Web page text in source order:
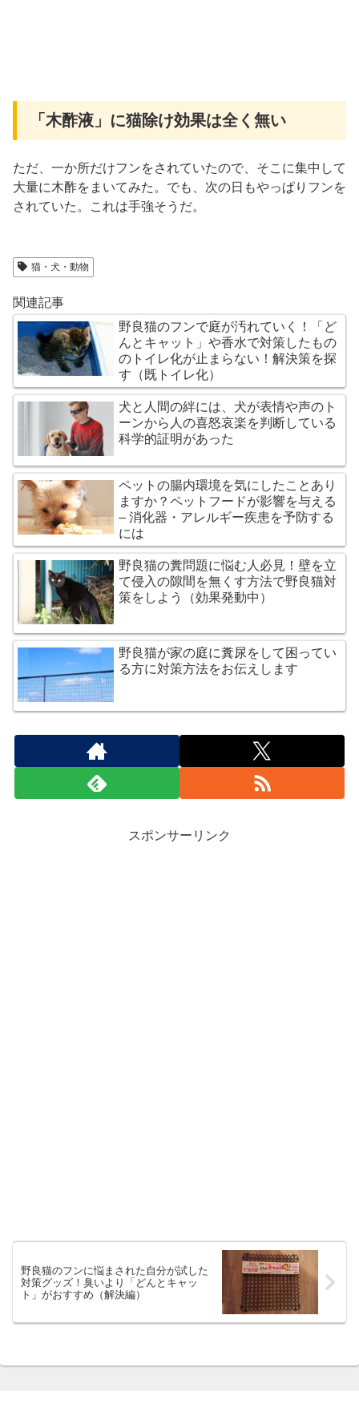
「木酢液」に猫除け効果は全く無い
ただ、一か所だけフンをされていたので、そこに集中して
大量に木酢をまいてみた。でも、次の日もやっぱりフンを
されていた。これは手強そうだ。
猫・犬・動物
関連記事
野良猫のフンで庭が汚れていく！「ど
んとキャット」や香水で対策したもの
のトイレ化が止まらない！解決策を探
す（既トイレ化）
犬と人間の絆には、犬が表情や声のト
ーンから人の喜怒哀楽を判断している
科学的証明があった
ペットの腸内環境を気にしたことあり
ますか？ペットフードが影響を与える
– 消化器・アレルギー疾患を予防する
には
野良猫の糞問題に悩む人必見！壁を立
て侵入の隙間を無くす方法で野良猫対
策をしよう（効果発動中）
野良猫が家の庭に糞尿をして困ってい
る方に対策方法をお伝えします
スポンサーリンク
野良猫のフンに悩まされた自分が試した
対策グッズ！臭いより「どんとキャッ
ト」がおすすめ（解決編）